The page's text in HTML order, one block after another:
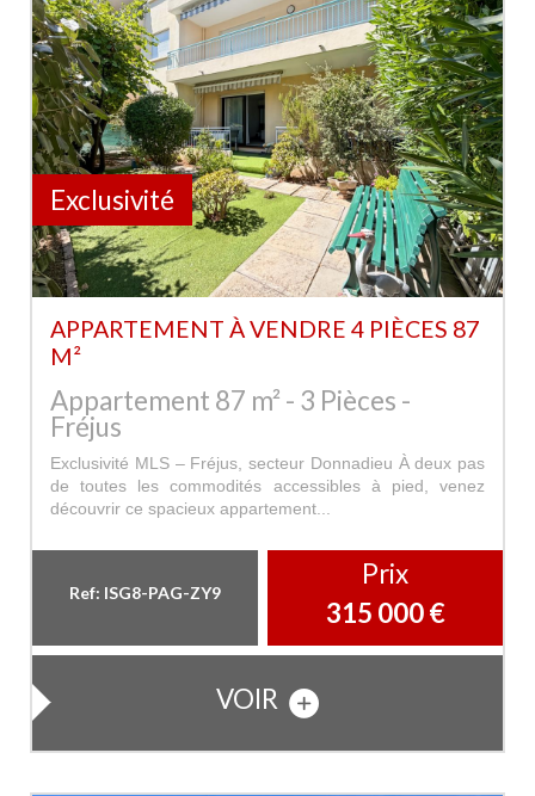
Exclusivité
APPARTEMENT À VENDRE 4 PIÈCES 87
M²
Appartement 87 m² - 3 Pièces -
Fréjus
Exclusivité MLS – Fréjus, secteur Donnadieu À deux pas
de toutes les commodités accessibles à pied, venez
découvrir ce spacieux appartement...
Ref: ISG8-PAG-ZY9
Prix
315 000 €
VOIR